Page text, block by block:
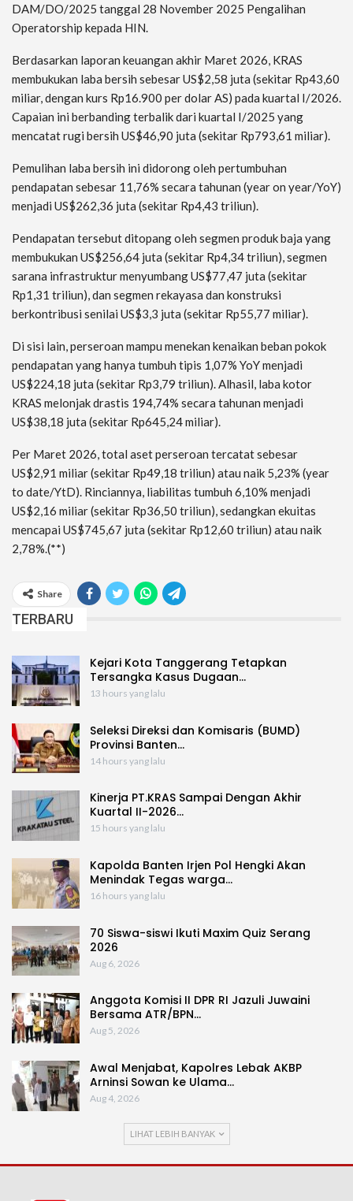
DAM/DO/2025 tanggal 28 November 2025 Pengalihan
Operatorship kepada HIN.
Berdasarkan laporan keuangan akhir Maret 2026, KRAS
membukukan laba bersih sebesar US$2,58 juta (sekitar Rp43,60
miliar, dengan kurs Rp16.900 per dolar AS) pada kuartal I/2026.
Capaian ini berbanding terbalik dari kuartal I/2025 yang
mencatat rugi bersih US$46,90 juta (sekitar Rp793,61 miliar).
Pemulihan laba bersih ini didorong oleh pertumbuhan
pendapatan sebesar 11,76% secara tahunan (year on year/YoY)
menjadi US$262,36 juta (sekitar Rp4,43 triliun).
Pendapatan tersebut ditopang oleh segmen produk baja yang
membukukan US$256,64 juta (sekitar Rp4,34 triliun), segmen
sarana infrastruktur menyumbang US$77,47 juta (sekitar
Rp1,31 triliun), dan segmen rekayasa dan konstruksi
berkontribusi senilai US$3,3 juta (sekitar Rp55,77 miliar).
Di sisi lain, perseroan mampu menekan kenaikan beban pokok
pendapatan yang hanya tumbuh tipis 1,07% YoY menjadi
US$224,18 juta (sekitar Rp3,79 triliun). Alhasil, laba kotor
KRAS melonjak drastis 194,74% secara tahunan menjadi
US$38,18 juta (sekitar Rp645,24 miliar).
Per Maret 2026, total aset perseroan tercatat sebesar
US$2,91 miliar (sekitar Rp49,18 triliun) atau naik 5,23% (year
to date/YtD). Rinciannya, liabilitas tumbuh 6,10% menjadi
US$2,16 miliar (sekitar Rp36,50 triliun), sedangkan ekuitas
mencapai US$745,67 juta (sekitar Rp12,60 triliun) atau naik
2,78%.(**)
Share
TERBARU
Kejari Kota Tanggerang Tetapkan
Tersangka Kasus Dugaan…
13 hours yang lalu
Seleksi Direksi dan Komisaris (BUMD)
Provinsi Banten…
14 hours yang lalu
Kinerja PT.KRAS Sampai Dengan Akhir
Kuartal II-2026…
15 hours yang lalu
Kapolda Banten Irjen Pol Hengki Akan
Menindak Tegas warga…
16 hours yang lalu
70 Siswa-siswi Ikuti Maxim Quiz Serang
2026
Aug 6, 2026
Anggota Komisi II DPR RI Jazuli Juwaini
Bersama ATR/BPN…
Aug 5, 2026
Awal Menjabat, Kapolres Lebak AKBP
Arninsi Sowan ke Ulama…
Aug 4, 2026
LIHAT LEBIH BANYAK